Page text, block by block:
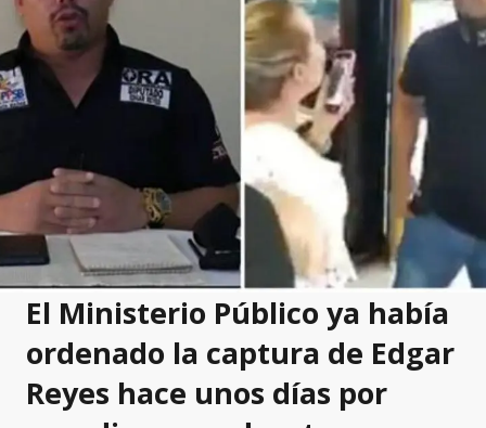
El Ministerio Público ya había
ordenado la captura de Edgar
Reyes hace unos días por